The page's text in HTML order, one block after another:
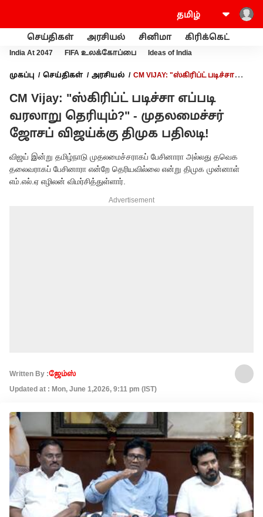
செய்திகள் அரசியல் சினிமா கிரிக்கெட்
India At 2047 FIFA உலக்கோப்பை Ideas of India
முகப்பு செய்திகள் அரசியல்
CM VIJAY: "ஸ்கிரிப்ட் படிச்சா
திமுக பதிலடி!
CM Vijay: "ஸ்கிரிப்ட் படிச்சா எப்படி
வரலாறு தெரியும்?" - முதலமைச்சர்
ஜோசப் விஜய்க்கு திமுக பதிலடி!
விஜய் இன்று தமிழ்நாடு முதலமைச்சராகப் பேசினாரா அல்லது தவெக
தலைவராகப் பேசினாரா என்றே தெரியவில்லை என்று திமுக முன்னாள்
எம்.எல்.ஏ எழிலன் விமர்சித்துள்ளார்.
Advertisement
Written By :ஜேம்ஸ்
Updated at : Mon, June 1,2026, 9:11 pm (IST)